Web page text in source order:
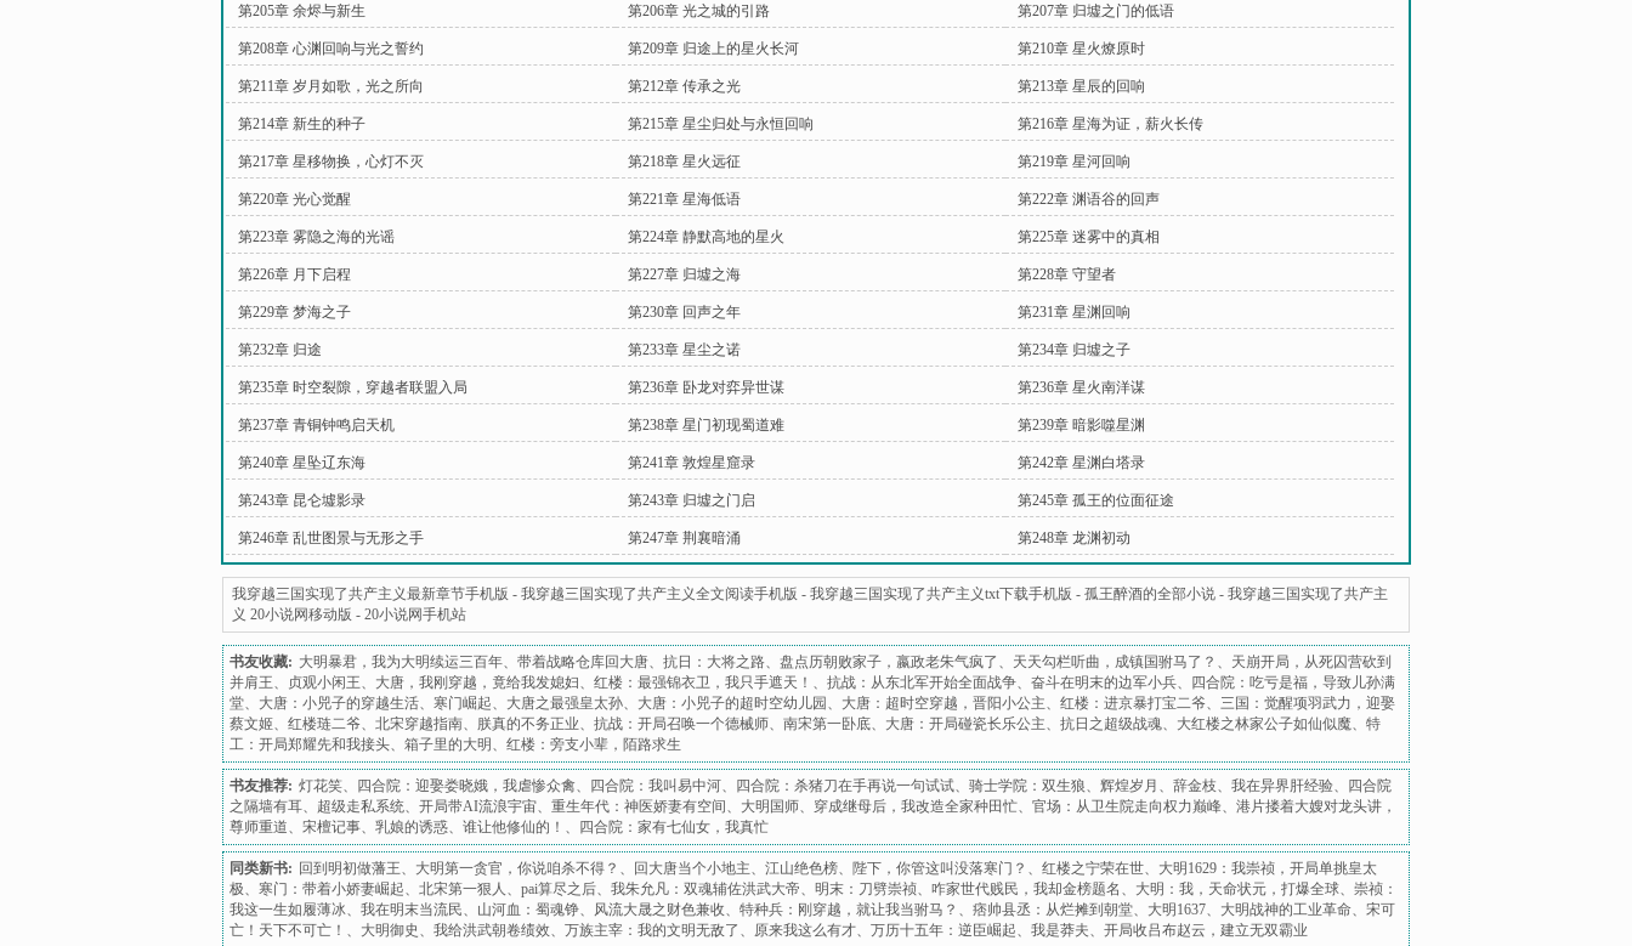
第205章 余烬与新生 第206章 光之城的引路 第207章 归墟之门的低语
第208章 心渊回响与光之誓约 第209章 归途上的星火长河 第210章 星火燎原时
第211章 岁月如歌，光之所向 第212章 传承之光 第213章 星辰的回响
第214章 新生的种子 第215章 星尘归处与永恒回响 第216章 星海为证，薪火长传
第217章 星移物换，心灯不灭 第218章 星火远征 第219章 星河回响
第220章 光心觉醒 第221章 星海低语 第222章 渊语谷的回声
第223章 雾隐之海的光谣 第224章 静默高地的星火 第225章 迷雾中的真相
第226章 月下启程 第227章 归墟之海 第228章 守望者
第229章 梦海之子 第230章 回声之年 第231章 星渊回响
第232章 归途 第233章 星尘之诺 第234章 归墟之子
第235章 时空裂隙，穿越者联盟入局 第236章 卧龙对弈异世谋 第236章 星火南洋谋
第237章 青铜钟鸣启天机 第238章 星门初现蜀道难 第239章 暗影噬星渊
第240章 星坠辽东海 第241章 敦煌星窟录 第242章 星渊白塔录
第243章 昆仑墟影录 第243章 归墟之门启 第245章 孤王的位面征途
第246章 乱世图景与无形之手 第247章 荆襄暗涌 第248章 龙渊初动
我穿越三国实现了共产主义最新章节手机版 - 我穿越三国实现了共产主义全文阅读手机版 - 我穿越三国实现了共产主义txt下载手机版 - 孤王醉酒的全部小说 - 我穿越三国实现了共产主
义 20小说网移动版 - 20小说网手机站
书友收藏: 大明暴君，我为大明续运三百年、 带着战略仓库回大唐、 抗日：大将之路、 盘点历朝败家子，嬴政老朱气疯了 、 天天勾栏听曲，成镇国驸马了？ 、 天崩开局，从死囚营砍到
并肩王、 贞观小闲王、 大唐，我刚穿越，竟给我发媳妇、 红楼：最强锦衣卫，我只手遮天！ 、 抗战：从东北军开始全面战争、 奋斗在明末的边军小兵、
四合院：吃亏是福，导致儿孙满
堂、 大唐：小兕子的穿越生活、 寒门崛起、 大唐之最强皇太孙、 大唐：小兕子的超时空幼儿园 、 大唐：超时空穿越，晋阳小公主、 红楼：进京暴打宝二爷、 三国：觉醒项羽武力，迎娶
蔡文姬、 红楼琏二爷、 北宋穿越指南、 朕真的不务正业、 抗战：开局召唤一个德械师、 南宋第一卧底、 大唐：开局碰瓷长乐公主、 抗日之超级战魂、 大红楼之林家公子如仙似魔、 特
工：开局郑耀先和我接头、 箱子里的大明 、 红楼：旁支小辈，陌路求生
书友推荐: 灯花笑、 四合院：迎娶娄晓娥，我虐惨众禽、 四合院：我叫易中河、 四合院：杀猪刀在手再说一句试试、 骑士学院：双生狼、 辉煌岁月 、 辞金枝、 我在异界肝经验、
四合院
之隔墙有耳、 超级走私系统、 开局带AI流浪宇宙、 重生年代：神医娇妻有空间 、 大明国师、 穿成继母后，我改造全家种田忙、 官场：从卫生院走向权力巅峰、 港片搂着大嫂对龙头讲，
尊师重道、 宋檀记事、 乳娘的诱惑、 谁让他修仙的！ 、 四合院：家有七仙女，我真忙
同类新书: 回到明初做藩王、 大明第一贪官，你说咱杀不得？ 、 回大唐当个小地主、 江山绝色榜、 陛下，你管这叫没落寒门？ 、 红楼之宁荣在世、 大明1629：我崇祯，开局单挑皇太
极、 寒门：带着小娇妻崛起、 北宋第一狠人 、 pai算尽之后、 我朱允凡：双魂辅佐洪武大帝、 明末：刀劈崇祯、 咋家世代贱民，我却金榜题名 、 大明：我，天命状元，打爆全球、 崇祯：
我这一生如履薄冰、 我在明末当流民、 山河血：蜀魂铮、 风流大晟之财色兼收、 特种兵：刚穿越，就让我当驸马？ 、 痞帅县丞：从烂摊到朝堂、 大明1637、 大明战神的工业革命、 宋可
亡！天下不可亡！ 、 大明御史 、 我给洪武朝卷绩效、 万族主宰：我的文明无敌了 、 原来我这么有才、 万历十五年：逆臣崛起、 我是莽夫、 开局收吕布赵云，建立无双霸业